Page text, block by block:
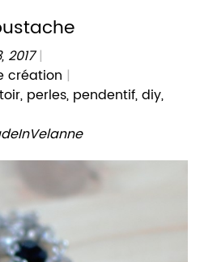
2017
création
, perles, pendentif,diy,